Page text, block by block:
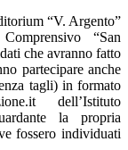
“V. Argento”
“San
che avranno fatto
partecipare anche
tagli) in formato
dell’Istituto
la propria
fossero individuati